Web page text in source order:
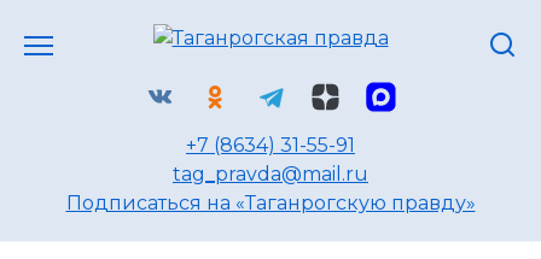
+7 (8634) 31-55-91
tag_pravda@mail.ru
Подписаться на «Таганрогскую правду»